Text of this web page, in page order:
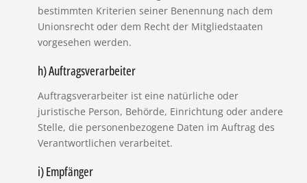
bestimmten Kriterien seiner Benennung nach dem
Unionsrecht oder dem Recht der Mitgliedstaaten
vorgesehen werden.
h) Auftragsverarbeiter
Auftragsverarbeiter ist eine natürliche oder
juristische Person, Behörde, Einrichtung oder andere
Stelle, die personenbezogene Daten im Auftrag des
Verantwortlichen verarbeitet.
i) Empfänger